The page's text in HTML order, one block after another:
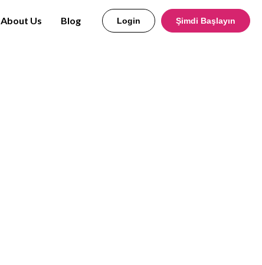
About Us Blog Login Şimdi Başlayın